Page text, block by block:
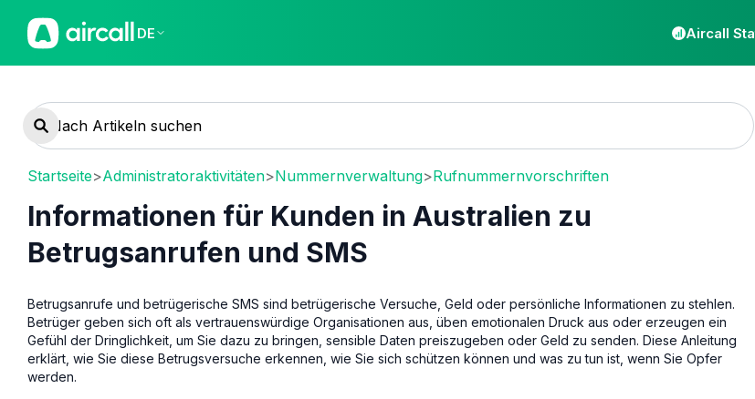
DE Aircall
Startseite>Administratoraktivitäten>Nummernverwaltung>Rufnummernvorschriften
Informationen für Kunden in Australien zu
Betrugsanrufen und SMS
Betrugsanrufe und betrügerische SMS sind betrügerische Versuche, Geld oder persönliche Informationen zu stehlen.
Betrüger geben sich oft als vertrauenswürdige Organisationen aus, üben emotionalen Druck aus oder erzeugen ein
Gefühl der Dringlichkeit, um Sie dazu zu bringen, sensible Daten preiszugeben oder Geld zu senden. Diese Anleitung
erklärt, wie Sie diese Betrugsversuche erkennen, wie Sie sich schützen können und was zu tun ist, wenn Sie Opfer
werden.